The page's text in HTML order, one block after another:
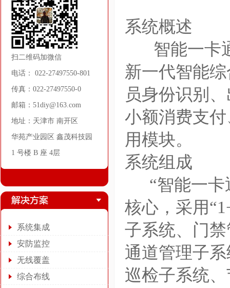
扫二维码加微信
电话： 022-27497550-801
传真：022-27497550-0
邮箱：51diy@163.com
地址：天津市 南开区
华苑产业园区 鑫茂科技园
1 号楼 B 座 4层
系统集成
安防监控
无线覆盖
综合布线
系统概述
智能一卡通
新一代智能
员身份识别
小额消费支
用模块。
系统组成
“智能一卡
核心，采用
子系统、门
通道管理子
巡检子系统